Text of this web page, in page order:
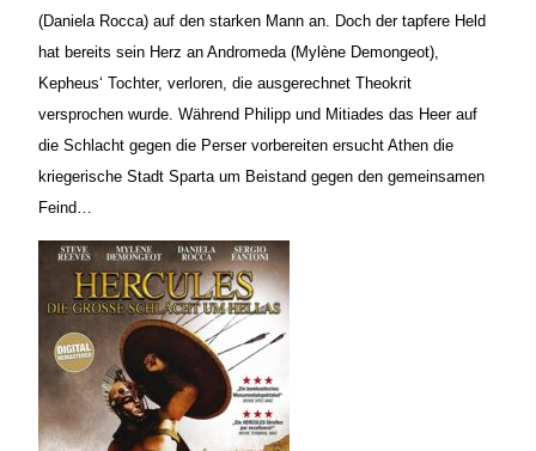
(Daniela Rocca) auf den starken Mann an. Doch der tapfere Held
hat bereits sein Herz an Andromeda (Mylène Demongeot),
Kepheus‘ Tochter, verloren, die ausgerechnet Theokrit
versprochen wurde. Während Philipp und Mitiades das Heer auf
die Schlacht gegen die Perser vorbereiten ersucht Athen die
kriegerische Stadt Sparta um Beistand gegen den gemeinsamen
Feind…